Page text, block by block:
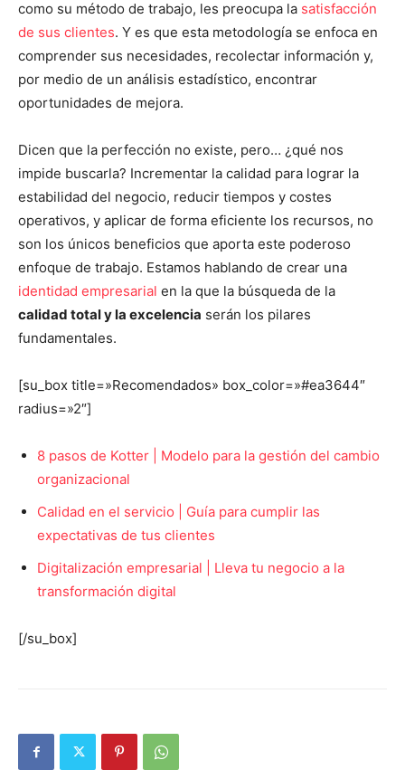
como su método de trabajo, les preocupa la satisfacción
de sus clientes. Y es que esta metodología se enfoca en
comprender sus necesidades, recolectar información y,
por medio de un análisis estadístico, encontrar
oportunidades de mejora.
Dicen que la perfección no existe, pero… ¿qué nos
impide buscarla? Incrementar la calidad para lograr la
estabilidad del negocio, reducir tiempos y costes
operativos, y aplicar de forma eficiente los recursos, no
son los únicos beneficios que aporta este poderoso
enfoque de trabajo. Estamos hablando de crear una
identidad empresarial en la que la búsqueda de la
calidad total y la excelencia serán los pilares
fundamentales.
[su_box title=»Recomendados» box_color=»#ea3644″
radius=»2″]
8 pasos de Kotter | Modelo para la gestión del cambio
organizacional
Calidad en el servicio | Guía para cumplir las
expectativas de tus clientes
Digitalización empresarial | Lleva tu negocio a la
transformación digital
[/su_box]